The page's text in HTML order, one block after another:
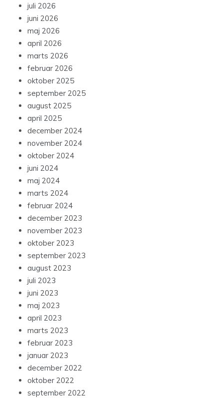
juli 2026
juni 2026
maj 2026
april 2026
marts 2026
februar 2026
oktober 2025
september 2025
august 2025
april 2025
december 2024
november 2024
oktober 2024
juni 2024
maj 2024
marts 2024
februar 2024
december 2023
november 2023
oktober 2023
september 2023
august 2023
juli 2023
juni 2023
maj 2023
april 2023
marts 2023
februar 2023
januar 2023
december 2022
oktober 2022
september 2022